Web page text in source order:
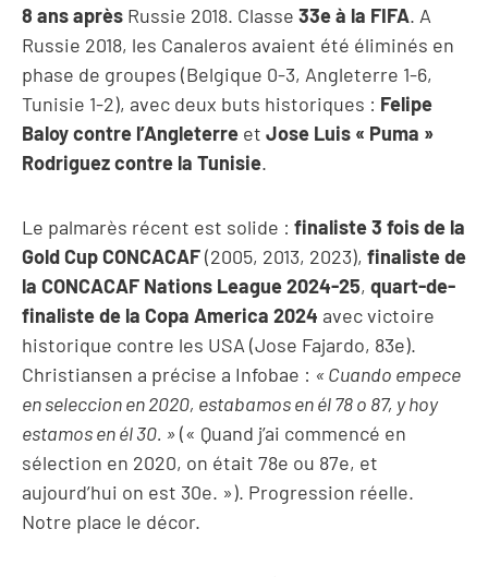
8 ans après Russie 2018. Classe 33e à la FIFA. A
Russie 2018, les Canaleros avaient été éliminés en
phase de groupes (Belgique 0-3, Angleterre 1-6,
Tunisie 1-2), avec deux buts historiques : Felipe
Baloy contre l’Angleterre et Jose Luis « Puma »
Rodriguez contre la Tunisie.
Le palmarès récent est solide : finaliste 3 fois de la
Gold Cup CONCACAF(2005, 2013, 2023), finaliste de
la CONCACAF Nations League 2024-25, quart-de-
finaliste de la Copa America 2024 avec victoire
historique contre les USA (Jose Fajardo, 83e).
Christiansen a précise a Infobae : « Cuando empece
en seleccion en 2020, estabamos en él 78 o 87, y hoy
estamos en él 30. » (« Quand j’ai commencé en
sélection en 2020, on était 78e ou 87e, et
aujourd’hui on est 30e. »). Progression réelle.
Notre place le décor.